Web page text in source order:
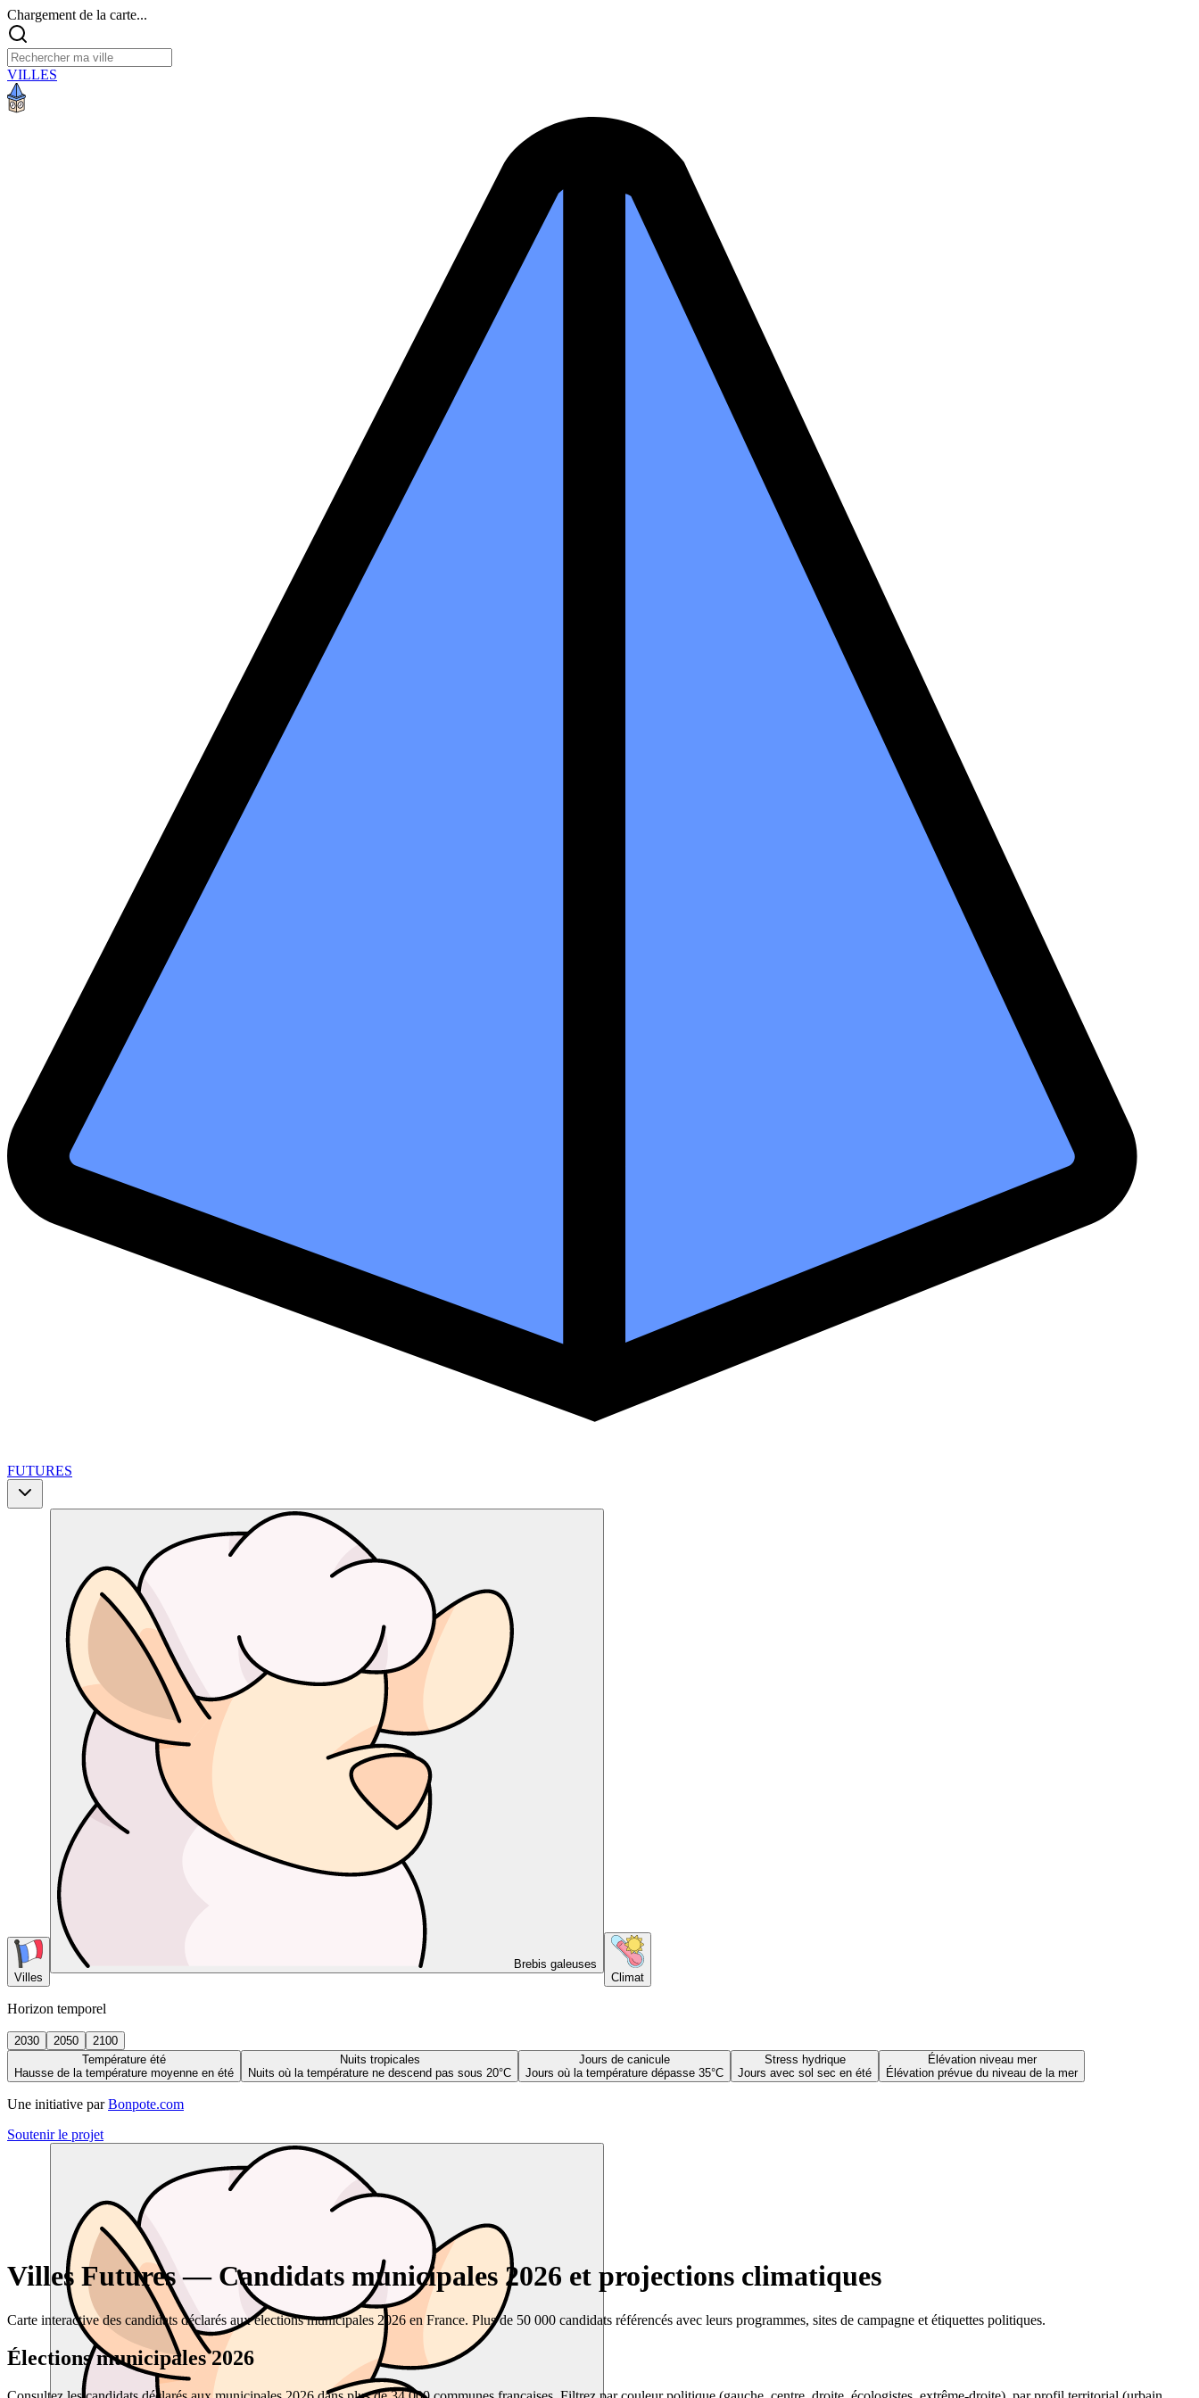
Chargement de la carte...
VILLES
FUTURES
Villes
Brebis galeuses
Climat
Horizon temporel
2030 2050
2100
Température été
Hausse de la température moyenne en été
Nuits tropicales
Nuits où la température ne descend pas sous 20°C
Jours de canicule
Jours où la température dépasse 35°C
Stress hydrique
Jours avec sol sec en été
Élévation niveau mer
Élévation prévue du niveau de la mer
Une initiative par Bonpote.com
Soutenir le projet
Villes Futures — Candidats municipales 2026 et projections climatiques
Carte interactive des candidats déclarés aux élections municipales 2026 en France. Plus de 50 000 candidats référencés avec leurs programmes, sites de campagne et étiquettes politiques.
Élections municipales 2026